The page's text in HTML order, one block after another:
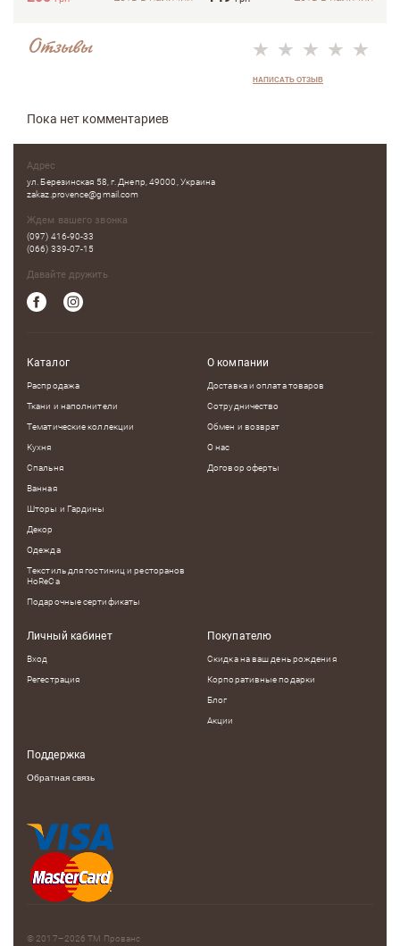
Отзывы
НАПИСАТЬ ОТЗЫВ
Пока нет комментариев
Адрес
ул. Березинская 58, г. Днепр, 49000, Украина
zakaz.provence@gmail.com
Ждем вашего звонка
(097) 416-90-33
(066) 339-07-15
Давайте дружить
Каталог
Распродажа
Ткани и наполнители
Тематические коллекции
Кухня
Спальня
Ванная
Шторы и Гардины
Декор
Одежда
Текстиль для гостиниц и ресторанов
HoReCa
Подарочные сертификаты
О компании
Доставка и оплата товаров
Сотрудничество
Обмен и возврат
О нас
Договор оферты
Личный кабинет
Вход
Регестрация
Покупателю
Скидка на ваш день рождения
Корпоративные подарки
Блог
Акции
Поддержка
Обратная связь
© 2017–2026 ТМ Прованс